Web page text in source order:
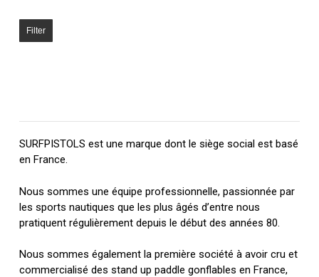
Filter
SURFPISTOLS est une marque dont le siège social est basé
en France.
Nous sommes une équipe professionnelle, passionnée par
les sports nautiques que les plus âgés d’entre nous
pratiquent régulièrement depuis le début des années 80.
Nous sommes également la première société à avoir cru et
commercialisé des stand up paddle gonflables en France,